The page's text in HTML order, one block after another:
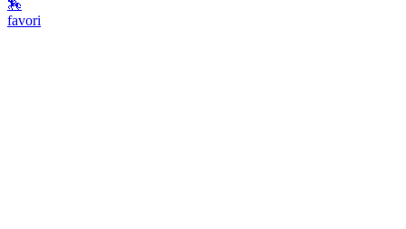
🏇
favori